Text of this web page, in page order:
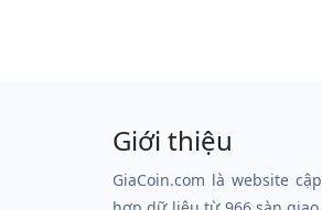
Giới thiệu
GiaCoin.com là website